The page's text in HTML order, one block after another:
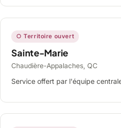
○ Territoire ouvert
Sainte-Marie
Chaudière-Appalaches, QC
Service offert par l'équipe